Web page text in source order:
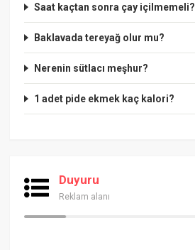
Saat kaçtan sonra çay içilmemeli?
Baklavada tereyağ olur mu?
Nerenin sütlacı meşhur?
1 adet pide ekmek kaç kalori?
Duyuru
Reklam alanı